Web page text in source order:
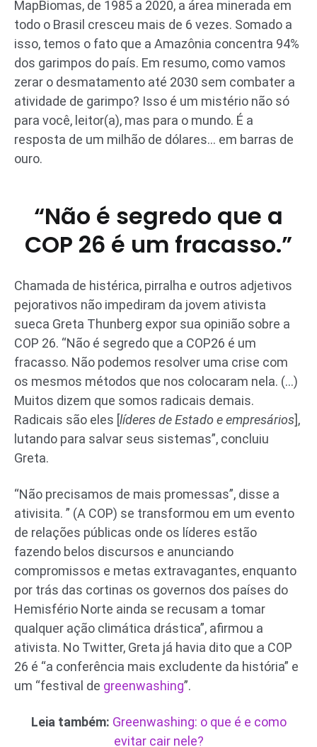
MapBiomas, de 1985 a 2020, a área minerada em
todo o Brasil cresceu mais de 6 vezes. Somado a
isso, temos o fato que a Amazônia concentra 94%
dos garimpos do país. Em resumo, como vamos
zerar o desmatamento até 2030 sem combater a
atividade de garimpo? Isso é um mistério não só
para você, leitor(a), mas para o mundo. É a
resposta de um milhão de dólares… em barras de
ouro.
“Não é segredo que a
COP 26 é um fracasso.”
Chamada de histérica, pirralha e outros adjetivos
pejorativos não impediram da jovem ativista
sueca Greta Thunberg expor sua opinião sobre a
COP 26. “Não é segredo que a COP26 é um
fracasso. Não podemos resolver uma crise com
os mesmos métodos que nos colocaram nela. (…)
Muitos dizem que somos radicais demais.
Radicais são eles [líderes de Estado e empresários],
lutando para salvar seus sistemas”, concluiu
Greta.
“Não precisamos de mais promessas”, disse a
ativisita. ” (A COP) se transformou em um evento
de relações públicas onde os líderes estão
fazendo belos discursos e anunciando
compromissos e metas extravagantes, enquanto
por trás das cortinas os governos dos países do
Hemisfério Norte ainda se recusam a tomar
qualquer ação climática drástica”, afirmou a
ativista. No Twitter, Greta já havia dito que a COP
26 é “a conferência mais excludente da história” e
um “festival de greenwashing”.
Leia também: Greenwashing: o que é e como
evitar cair nele?